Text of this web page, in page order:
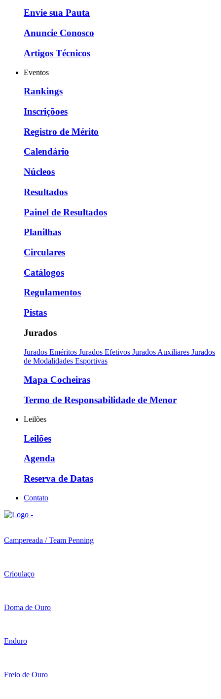
Envie sua Pauta
Anuncie Conosco
Artigos Técnicos
Eventos
Rankings
Inscriçõoes
Registro de Mérito
Calendário
Núcleos
Resultados
Painel de Resultados
Planilhas
Circulares
Catálogos
Regulamentos
Pistas
Jurados
Jurados Eméritos Jurados Efetivos Jurados Auxiliares Jurados
de Modalidades Esportivas
Mapa Cocheiras
Termo de Responsabilidade de Menor
Leilões
Leilões
Agenda
Reserva de Datas
Contato
Campereada / Team Penning
Crioulaço
Doma de Ouro
Enduro
Freio de Ouro